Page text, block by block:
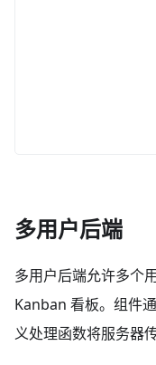
多用户后端
多用户后端允许多个
Kanban 看板。组件
义处理函数将服务器